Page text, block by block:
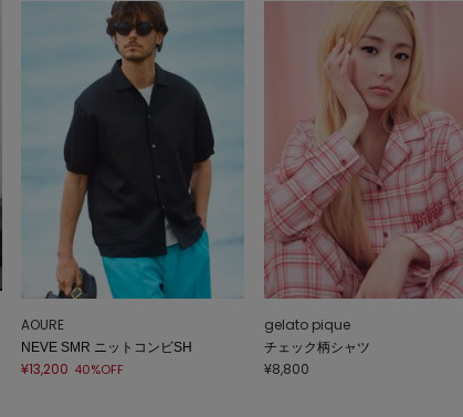
AOURE
NEVE SMR ニットコンビSH
¥13,200 40%OFF
gelato pique
チェック柄シャツ
¥8,800